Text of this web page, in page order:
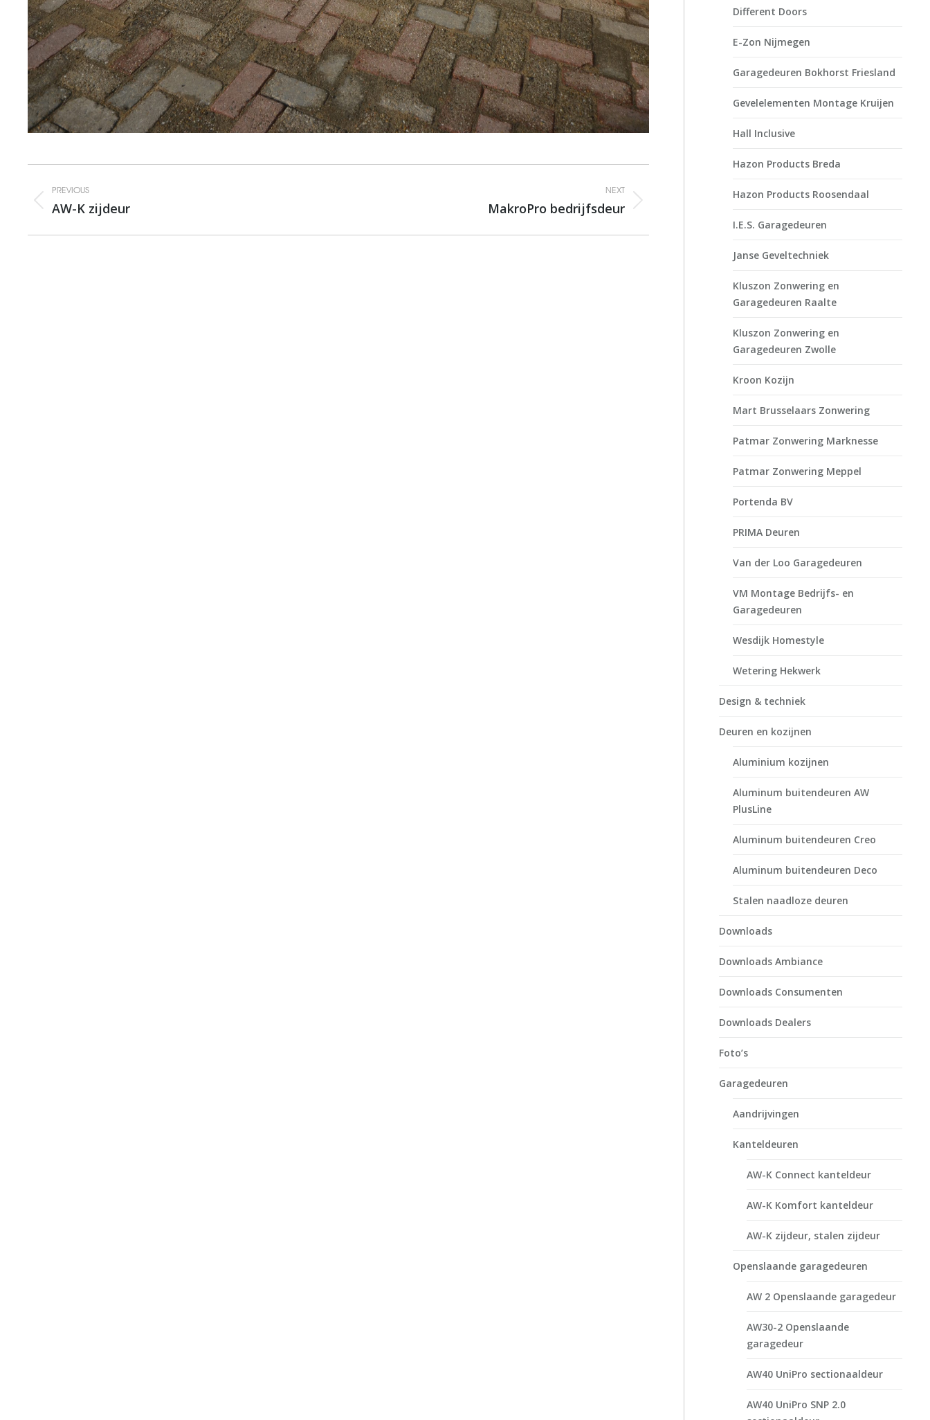
navigation
PREVIOUS
Previous
AW-K zijdeur
NEXT
MakroPro bedrijfsdeur
Different Doors
E-Zon Nijmegen
Garagedeuren Bokhorst Friesland
Gevelelementen Montage Kruijen
Hall Inclusive
Hazon Products Breda
Hazon Products Roosendaal
I.E.S. Garagedeuren
Janse Geveltechniek
Kluszon Zonwering en
Garagedeuren Raalte
Kluszon Zonwering en
Garagedeuren Zwolle
Kroon Kozijn
Mart Brusselaars Zonwering
Patmar Zonwering Marknesse
Patmar Zonwering Meppel
Portenda BV
PRIMA Deuren
Van der Loo Garagedeuren
VM Montage Bedrijfs- en
Garagedeuren
Wesdijk Homestyle
Wetering Hekwerk
Design & techniek
Deuren en kozijnen
Aluminium kozijnen
Aluminum buitendeuren AW
PlusLine
Aluminum buitendeuren Creo
Aluminum buitendeuren Deco
Stalen naadloze deuren
Downloads
Downloads Ambiance
Downloads Consumenten
Downloads Dealers
Foto’s
Garagedeuren
Aandrijvingen
Kanteldeuren
AW-K Connect kanteldeur
AW-K Komfort kanteldeur
AW-K zijdeur, stalen zijdeur
Openslaande garagedeuren
AW 2 Openslaande garagedeur
AW30-2 Openslaande
garagedeur
AW40 UniPro sectionaaldeur
AW40 UniPro SNP 2.0